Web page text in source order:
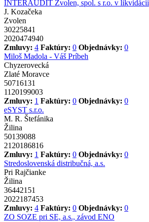
INTERAUDIT Zvolen, spol. s r.o. v likvidácii
J. Kozačeka
Zvolen
30225841
2020474940
Zmluvy: 4 Faktúry: 0 Objednávky: 0
Miloš Madola - Váš Príbeh
Chyzerovecká
Zlaté Moravce
50716131
1120199003
Zmluvy: 1 Faktúry: 0 Objednávky: 0
eSYST s.r.o.
M. R. Štefánika
Žilina
50139088
2120186816
Zmluvy: 1 Faktúry: 0 Objednávky: 0
Stredoslovenská distribučná, a.s.
Pri Rajčianke
Žilina
36442151
2022187453
Zmluvy: 4 Faktúry: 0 Objednávky: 0
ZO SOZE pri SE, a.s., závod ENO